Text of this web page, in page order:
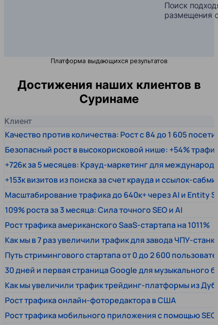
Поиск
размещения
Платформа выдающихся результатов
Достижения наших клиентов в
Суринаме
Клиент
Качество против количества: Рост с 84 до 1 605
Безопасный рост в высокорисковой нише: +54%
+726к за 5 месяцев: Крауд-маркетинг для
+153к визитов из поиска за счет крауда и ссылок-
Масштабирование трафика до 640к+ через AI и Entity
109% роста за 3 месяца: Сила точного SEO и AI
Рост трафика американского SaaS-стартапа на 1011%
Как мы в 7 раз увеличили трафик для завода ЧПУ-
Путь стримингового стартапа от 0 до 2 600
30 дней и первая страница Google для музыкального
Как мы увеличили трафик трейдинг-платформы из
Рост трафика онлайн-фоторедактора в США
Рост трафика мобильного приложения с помощью SEO